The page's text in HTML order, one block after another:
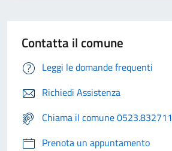
Contatta il comune
Leggi le domande frequenti
Richiedi Assistenza
Chiama il comune 0523.832711
Prenota un appuntamento